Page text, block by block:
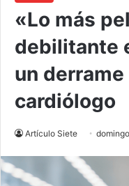
«Lo más
debilitante
un
cardiólogo
Artículo Siete